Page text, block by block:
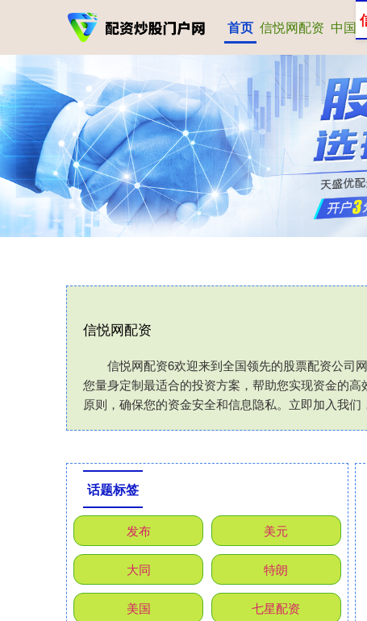
首页 信悦网配资 中国
信悦网配资
信悦网配资6欢迎来到全国领先的股票配资公司
您量身定制最适合的投资方案，帮助您实现资金的
原则，确保您的资金安全和信息隐私。立即加入我们
话题标签
发布 美元
大同 特朗
美国 七星配资